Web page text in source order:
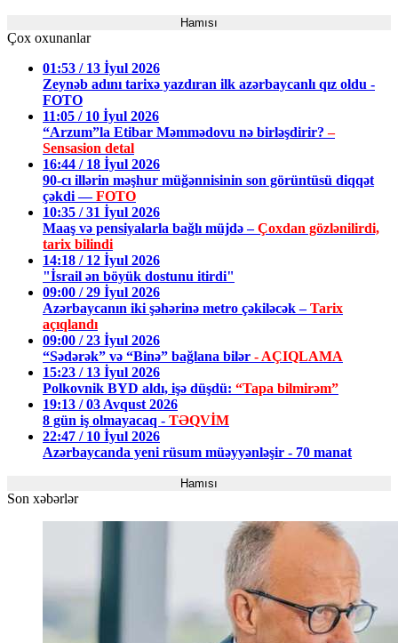
Hamısı
Çox oxunanlar
01:53 / 13 İyul 2026
Zeynəb adını tarixə yazdıran ilk azərbaycanlı qız oldu -
FOTO
11:05 / 10 İyul 2026
“Arzum”la Etibar Məmmədovu nə birləşdirir?–
Sensasion detal
16:44 / 18 İyul 2026
90-cı illərin məşhur müğənnisinin son görüntüsü diqqət
çəkdi —FOTO
10:35 / 31 İyul 2026
Maaş və pensiyalarla bağlı müjdə –Çoxdan gözlənilirdi,
tarix bilindi
14:18 / 12 İyul 2026
"İsrail ən böyük dostunu itirdi"
09:00 / 29 İyul 2026
Azərbaycanın iki şəhərinə metro çəkiləcək –Tarix
açıqlandı
09:00 / 23 İyul 2026
“Sədərək” və “Binə” bağlana bilər - AÇIQLAMA
15:23 / 13 İyul 2026
Polkovnik BYD aldı, işə düşdü: “Tapa bilmirəm”
19:13 / 03 Avqust 2026
8 gün iş olmayacaq - TƏQVİM
22:47 / 10 İyul 2026
Azərbaycanda yeni rüsum müəyyənləşir - 70 manat
Hamısı
Son xəbərlər